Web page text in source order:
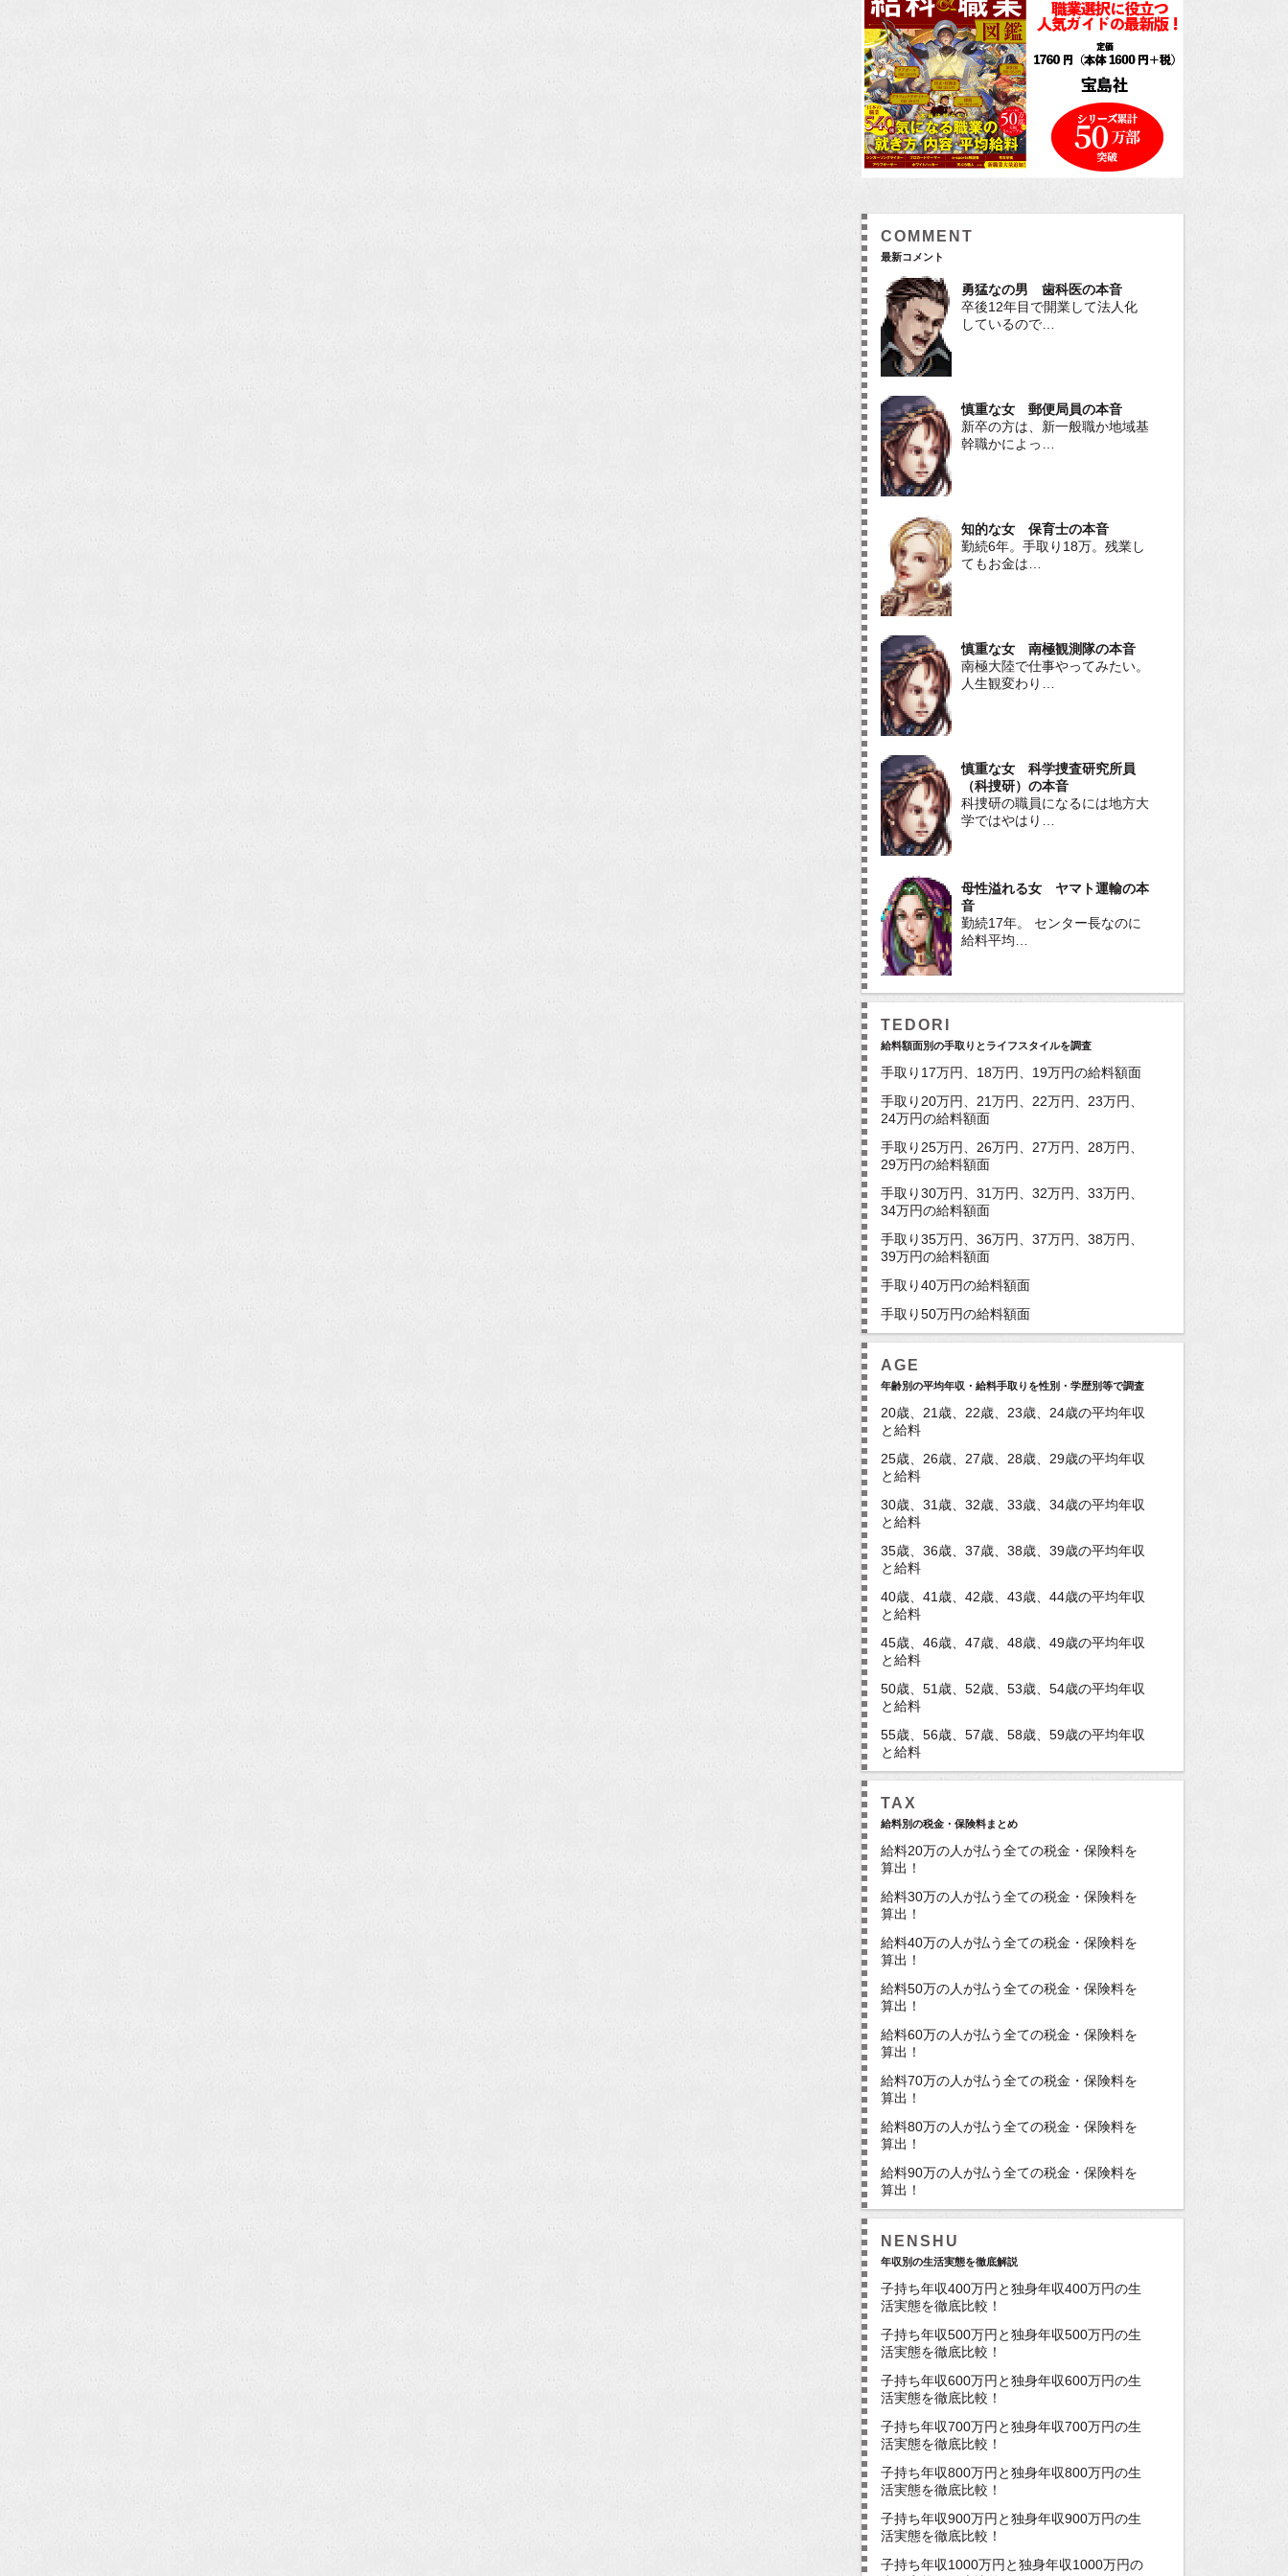
COMMENT
最新コメント
勇猛なの男 歯科医の本音
卒後12年目で開業して法人化
しているので…
慎重な女 郵便局員の本音
新卒の方は、新一般職か地域基
幹職かによっ…
知的な女 保育士の本音
勤続6年。手取り18万。残業し
てもお金は…
慎重な女 南極観測隊の本音
南極大陸で仕事やってみたい。
人生観変わり…
慎重な女 科学捜査研究所員
（科捜研）の本音
科捜研の職員になるには地方大
学ではやはり…
母性溢れる女 ヤマト運輸の本
音
勤続17年。 センター長なのに
給料平均…
TEDORI
給料額面別の手取りとライフスタイルを調査
手取り17万円、18万円、19万円の給料額面
手取り20万円、21万円、22万円、23万円、
24万円の給料額面
手取り25万円、26万円、27万円、28万円、
29万円の給料額面
手取り30万円、31万円、32万円、33万円、
34万円の給料額面
手取り35万円、36万円、37万円、38万円、
39万円の給料額面
手取り40万円の給料額面
手取り50万円の給料額面
AGE
年齢別の平均年収・給料手取りを性別・学歴別等で調査
20歳、21歳、22歳、23歳、24歳の平均年収
と給料
25歳、26歳、27歳、28歳、29歳の平均年収
と給料
30歳、31歳、32歳、33歳、34歳の平均年収
と給料
35歳、36歳、37歳、38歳、39歳の平均年収
と給料
40歳、41歳、42歳、43歳、44歳の平均年収
と給料
45歳、46歳、47歳、48歳、49歳の平均年収
と給料
50歳、51歳、52歳、53歳、54歳の平均年収
と給料
55歳、56歳、57歳、58歳、59歳の平均年収
と給料
TAX
給料別の税金・保険料まとめ
給料20万の人が払う全ての税金・保険料を
算出！
給料30万の人が払う全ての税金・保険料を
算出！
給料40万の人が払う全ての税金・保険料を
算出！
給料50万の人が払う全ての税金・保険料を
算出！
給料60万の人が払う全ての税金・保険料を
算出！
給料70万の人が払う全ての税金・保険料を
算出！
給料80万の人が払う全ての税金・保険料を
算出！
給料90万の人が払う全ての税金・保険料を
算出！
NENSHU
年収別の生活実態を徹底解説
子持ち年収400万円と独身年収400万円の生
活実態を徹底比較！
子持ち年収500万円と独身年収500万円の生
活実態を徹底比較！
子持ち年収600万円と独身年収600万円の生
活実態を徹底比較！
子持ち年収700万円と独身年収700万円の生
活実態を徹底比較！
子持ち年収800万円と独身年収800万円の生
活実態を徹底比較！
子持ち年収900万円と独身年収900万円の生
活実態を徹底比較！
子持ち年収1000万円と独身年収1000万円の